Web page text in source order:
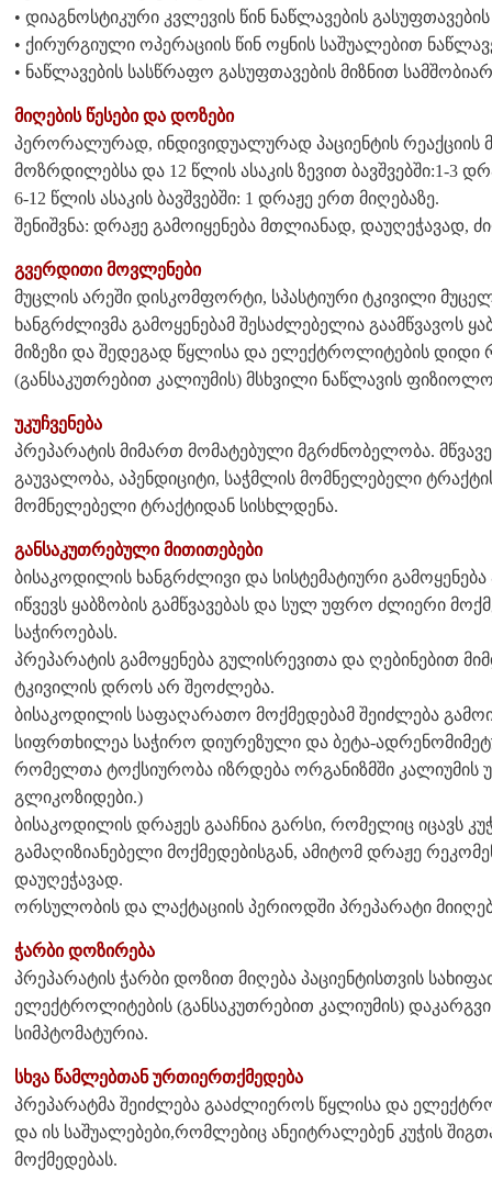
• დიაგნოსტიკური კვლევის წინ ნაწლავების
• ქირურგიული ოპერაციის წინ ოყნის საშუალებით
• ნაწლავების სასწრაფო გასუფთავების მიზნით
მიღების წესები და დოზები
პერორალურად, ინდივიდუალურად პაციენტის რეაქციის
მოზრდილებსა და 12 წლის ასაკის ზევით ბავშვებში:1-3
6-12 წლის ასაკის ბავშვებში: 1 დრაჟე ერთ მიღებაზე.
შენიშვნა: დრაჟე გამოიყენება მთლიანად, დაუღეჭავად,
გვერდითი მოვლენები
მუცლის არეში დისკომფორტი, სპასტიური ტკივილი
ხანგრძლივმა გამოყენებამ შესაძლებელია გაამწვავოს
მიზეზი და შედეგად წყლისა და ელექტროლიტების დიდი
(განსაკუთრებით კალიუმის) მსხვილი ნაწლავის
უკუჩვენება
პრეპარატის მიმართ მომატებული მგრძნობელობა.
გაუვალობა, აპენდიციტი, საჭმლის მომნელებელი
მომნელებელი ტრაქტიდან სისხლდენა.
განსაკუთრებული მითითებები
ბისაკოდილის ხანგრძლივი და სისტემატიური
იწვევს ყაბზობის გამწვავებას და სულ უფრო ძლიერი
საჭიროებას.
პრეპარატის გამოყენება გულისრევითა და ღებინებით
ტკივილის დროს არ შეოძლება.
ბისაკოდილის საფაღარათო მოქმედებამ შეიძლება
სიფრთხილეა საჭირო დიურეზული და ბეტა-
რომელთა ტოქსიურობა იზრდება ორგანიზმში კალიუმის
გლიკოზიდები.)
ბისაკოდილის დრაჟეს გააჩნია გარსი, რომელიც იცავს
გამაღიზიანებელი მოქმედებისგან, ამიტომ დრაჟე
დაუღეჭავად.
ორსულობის და ლაქტაციის პერიოდში პრეპარატი
ჭარბი დოზირება
პრეპარატის ჭარბი დოზით მიღება პაციენტისთვის
ელექტროლიტების (განსაკუთრებით კალიუმის)
სიმპტომატურია.
სხვა წამლებთან ურთიერთქმედება
პრეპარატმა შეიძლება გააძლიეროს წყლისა და
და ის საშუალებები,რომლებიც ანეიტრალებენ კუჭის
მოქმედებას.